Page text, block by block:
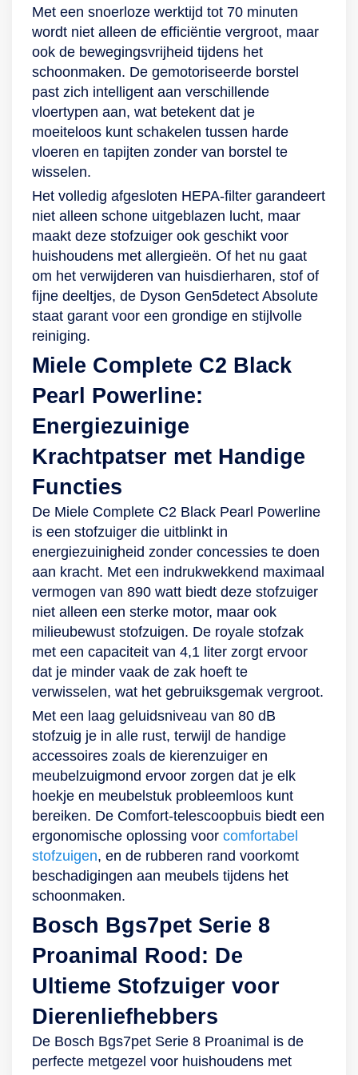
en reinig erop los!
Handig en compleet
De steelstofzuiger
wordt onder andere
met een oplader en
muuroplaadstation
geleverd. Zet de
stofzuiger na
station om hem
netjes op te ruimen
en ervoor te zorgen
dat hij de volgende
schoonmaakbeurt
weer klaar voor
gebruik is. De
eerdergenoemde
MotorBar-
schroefvormige,
klitvrije borstel met
geleverd. Zo
beschikt de
verpakking over
een Fluffy-
zuigmond met
zachte roller voor
harde vloeren en
een combinatie-
accessoire om
eenvoudig van taak
te wisselen. Ook
worden er een
handige
matrasborstel en
krasvrije
afstofborstel
meegeleverd.
verstel je
gemakkelijk in
hoogte, waardoor hij
ergonomisch
verantwoord is. Ook
bukken wordt door
het design
voorkomen. Door de
bovenzijde glijdt de
buis als je hem
tegen de muur zet
niet weg. Door een
bewegingsvrijheid
van 10 meter hoef je
niet constant van
pauzeren gaat
gemakkelijk door de
achterzijde waar de
slang aan vast kan
Complete C2
rondom een
rubberen rand heeft,
beschadig je tijdens
een kleine botsing
jouw meubels niet.
Met een snoerloze werktijd tot 70 minuten
wordt niet alleen de efficiëntie vergroot, maar
ook de bewegingsvrijheid tijdens het
schoonmaken. De gemotoriseerde borstel
past zich intelligent aan verschillende
vloertypen aan, wat betekent dat je
moeiteloos kunt schakelen tussen harde
vloeren en tapijten zonder van borstel te
wisselen.
Het volledig afgesloten HEPA-filter garandeert
niet alleen schone uitgeblazen lucht, maar
maakt deze stofzuiger ook geschikt voor
huishoudens met allergieën. Of het nu gaat
om het verwijderen van huisdierharen, stof of
fijne deeltjes, de Dyson Gen5detect Absolute
staat garant voor een grondige en stijlvolle
reiniging.
Miele Complete C2 Black
Pearl Powerline:
Energiezuinige
Krachtpatser met Handige
Functies
De Miele Complete C2 Black Pearl Powerline
is een stofzuiger die uitblinkt in
energiezuinigheid zonder concessies te doen
aan kracht. Met een indrukwekkend maximaal
vermogen van 890 watt biedt deze stofzuiger
niet alleen een sterke motor, maar ook
milieubewust stofzuigen. De royale stofzak
met een capaciteit van 4,1 liter zorgt ervoor
dat je minder vaak de zak hoeft te
verwisselen, wat het gebruiksgemak vergroot.
Met een laag geluidsniveau van 80 dB
stofzuig je in alle rust, terwijl de handige
accessoires zoals de kierenzuiger en
meubelzuigmond ervoor zorgen dat je elk
hoekje en meubelstuk probleemloos kunt
bereiken. De Comfort-telescoopbuis biedt een
ergonomische oplossing voor comfortabel
stofzuigen, en de rubberen rand voorkomt
beschadigingen aan meubels tijdens het
schoonmaken.
Bosch Bgs7pet Serie 8
Proanimal Rood: De
Ultieme Stofzuiger voor
Dierenliefhebbers
De Bosch Bgs7pet Serie 8 Proanimal is de
perfecte metgezel voor huishoudens met